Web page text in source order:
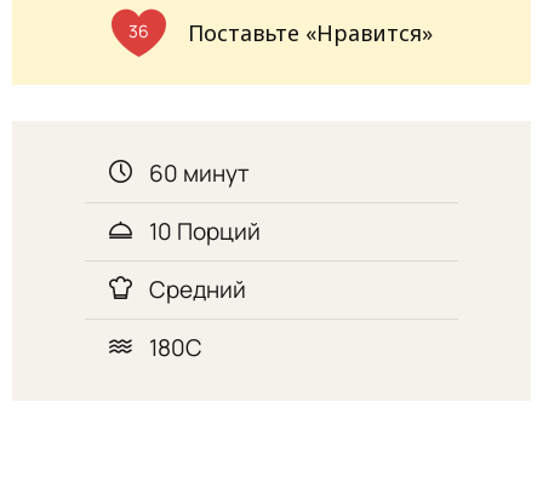
36 Поставьте «Нравится»
60 минут
10 Порций
Средний
180С